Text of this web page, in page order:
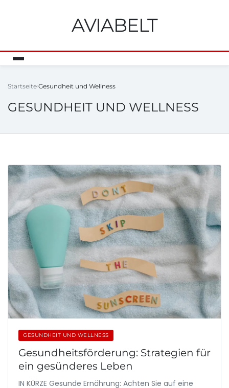
AVIABELT
Startseite Gesundheit und Wellness
GESUNDHEIT UND WELLNESS
GESUNDHEIT UND WELLNESS
Gesundheitsförderung: Strategien für
ein gesünderes Leben
IN KÜRZE Gesunde Ernährung: Achten Sie auf eine